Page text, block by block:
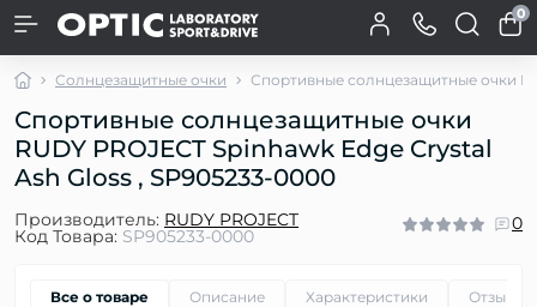
0
Солнцезащитные очки Спортивные солнцезащитные очки
Спортивные солнцезащитные очки
RUDY PROJECT Spinhawk Edge Crystal
Ash Gloss , SP905233-0000
Производитель: RUDY PROJECT
Код Товара: SP905233-0000
0
Все о товаре Описание Характеристики Отзывы